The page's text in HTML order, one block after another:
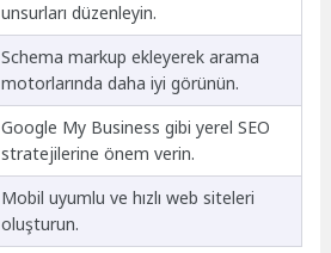
unsurları düzenleyin.
Schema markup ekleyerek arama
motorlarında daha iyi görünün.
Google My Business gibi yerel SEO
stratejilerine önem verin.
Mobil uyumlu ve hızlı web siteleri
oluşturun.